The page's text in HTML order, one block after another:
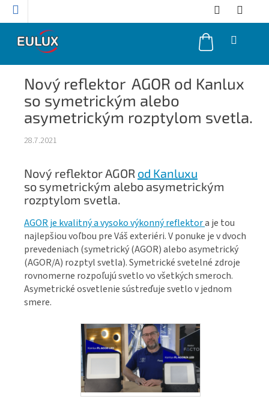
Prejsť
NÁKUPNÝ
KOŠÍK
Nový reflektor AGOR od Kanlux
so symetrickým alebo
asymetrickým rozptylom svetla.
28.7.2021
Nový reflektor AGOR od Kanluxu
so symetrickým alebo asymetrickým
rozptylom svetla.
AGOR je kvalitný a vysoko výkonný reflektora je tou
najlepšiou voľbou pre Váš exteriéri. V ponuke je v dvoch
prevedeniach (symetrický (AGOR) alebo asymetrický
(AGOR/A) rozptyl svetla). Symetrické svetelné zdroje
rovnomerne rozpoľujú svetlo vo všetkých smeroch.
Asymetrické osvetlenie sústreďuje svetlo v jednom
smere.